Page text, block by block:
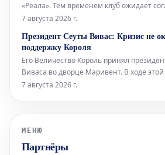
«Реала». Тем временем клуб ожидает
продление контракта, а также приход
7 августа 2026 г.
Президент Сеуты Вивас: Кризис не
поддержку Короля
Его Величество Король принял
Виваса во дворце Маривент. В ходе этой
автономного города выразил надежду на
7 августа 2026 г.
МЕНЮ
Партнёры